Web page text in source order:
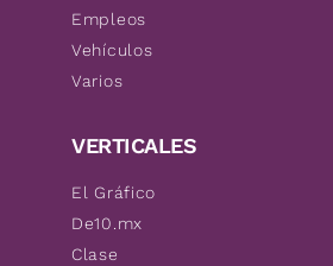
Empleos
Vehículos
Varios
VERTICALES
El Gráfico
De10.mx
Clase